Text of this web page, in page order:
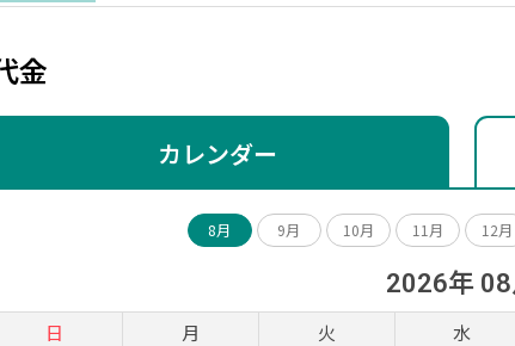
金
カレンダー
8月 9月 10月 11月 12月
2026年 08
日 月 火 水